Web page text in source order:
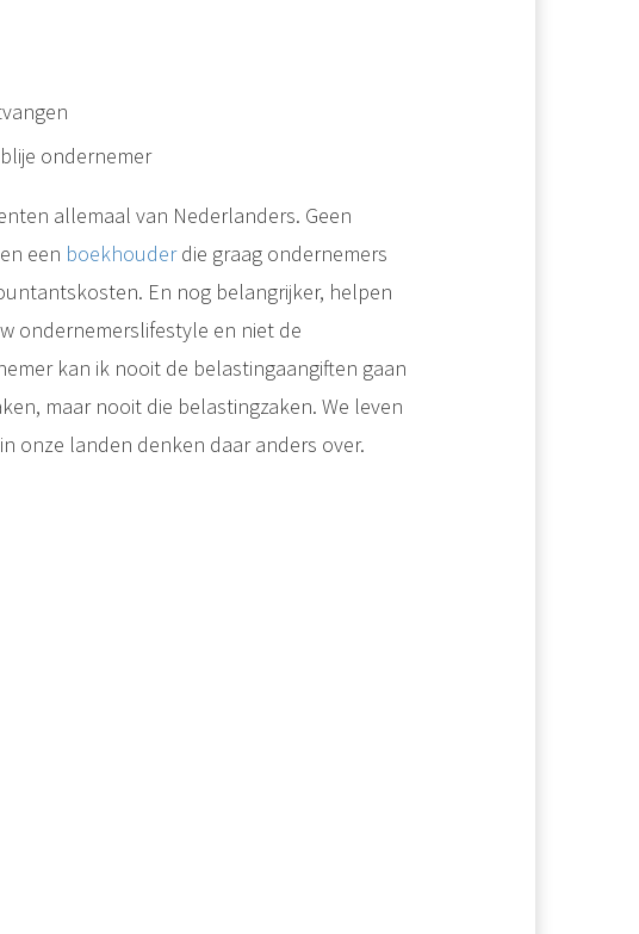
ondernemer
allemaal van Nederlanders. Geen
een boekhouderdie graag ondernemers
En nog belangrijker, helpen
ondernemerslifestyle en niet de
kan ik nooit de belastingaangiften gaan
maar nooit die belastingzaken. We leven
onze landen denken daar anders over.